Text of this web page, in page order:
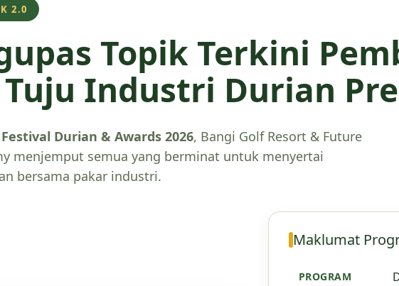
2.0
Topik Terkini
Tuju Industri Durian
Festival Durian & Awards 2026, Bangi Golf Resort & Future
menjemput semua yang berminat untuk menyertai
bersama pakar industri.
Maklumat
PROGRAM